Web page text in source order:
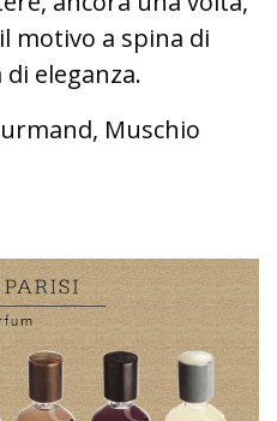
motivo a spina di
eleganza.
Muschio